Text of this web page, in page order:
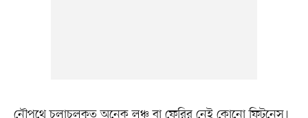
নৌপথে চলাচলকৃত অনেক লঞ্চ বা ফেরির নেই কোনো ফিটনেস।